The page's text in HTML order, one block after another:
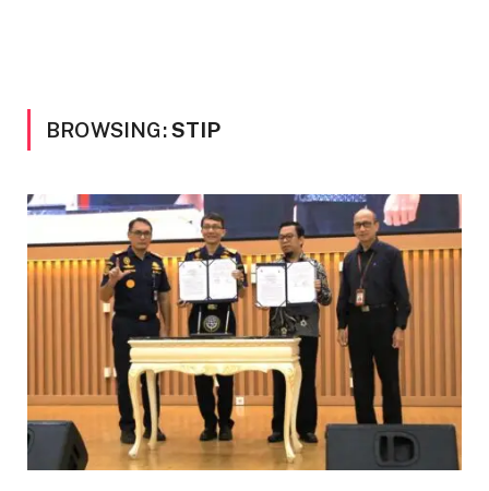
BROWSING:STIP